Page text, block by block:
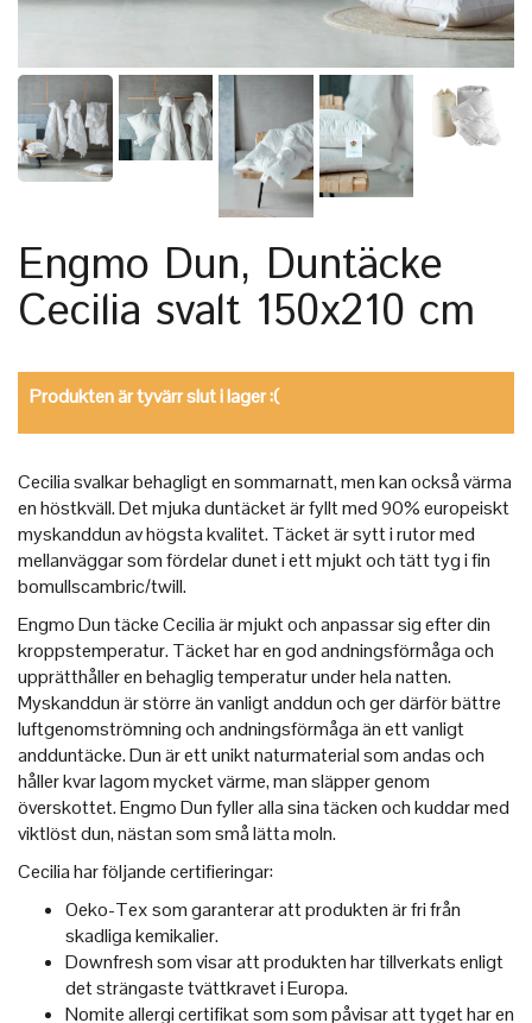
Engmo Dun, Duntäcke
Cecilia svalt 150x210 cm
Produkten är tyvärr slut i lager :(
Cecilia svalkar behagligt en sommarnatt, men kan också värma
en höstkväll. Det mjuka duntäcket är fyllt med 90% europeiskt
myskanddun av högsta kvalitet. Täcket är sytt i rutor med
mellanväggar som fördelar dunet i ett mjukt och tätt tyg i fin
bomullscambric/twill.
Engmo Dun täcke Cecilia är mjukt och anpassar sig efter din
kroppstemperatur. Täcket har en god andningsförmåga och
upprätthåller en behaglig temperatur under hela natten.
Myskanddun är större än vanligt anddun och ger därför bättre
luftgenomströmning och andningsförmåga än ett vanligt
andduntäcke. Dun är ett unikt naturmaterial som andas och
håller kvar lagom mycket värme, man släpper genom
överskottet. Engmo Dun fyller alla sina täcken och kuddar med
viktlöst dun, nästan som små lätta moln.
Cecilia har följande certifieringar:
Oeko-Tex som garanterar att produkten är fri från
skadliga kemikalier.
Downfresh som visar att produkten har tillverkats enligt
det strängaste tvättkravet i Europa.
Nomite allergi certifikat som som påvisar att tyget har en